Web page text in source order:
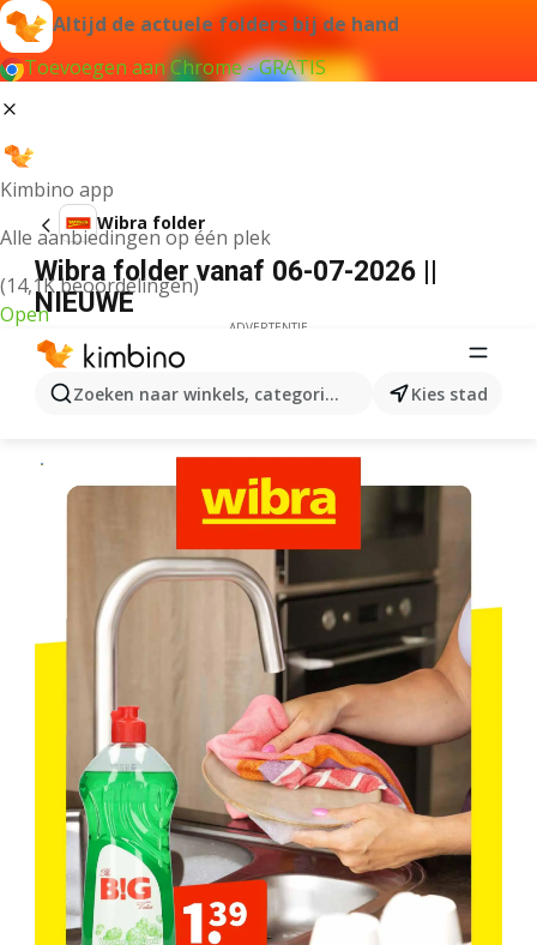
Altijd de actuele folders bij de hand
Toevoegen aan Chrome - GRATIS
Kimbino app
Alle aanbiedingen op één plek
(14,1K beoordelingen)
Open
Zoeken naar winkels, categorieën, producten...
Kies stad
Wibra folder
Wibra folder vanaf 06-07-2026 ||
NIEUWE
ADVERTENTIE